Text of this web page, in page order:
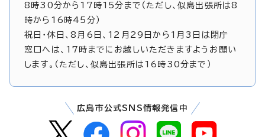
8時30分から17時15分まで（ただし、似島出張所は8
時から16時45分）
祝日・休日、8月6日、12月29日から1月3日は閉庁
窓口へは、17時までにお越しいただきますようお願い
します。（ただし、似島出張所は16時30分まで）
広島市公式SNS情報発信中